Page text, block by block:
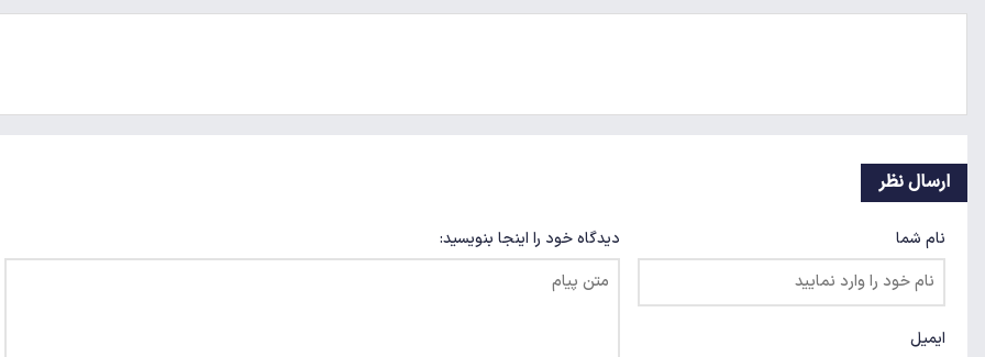
ارسال نظر
نام شما
ایمیل
دیدگاه خود را اینجا بنویسید: